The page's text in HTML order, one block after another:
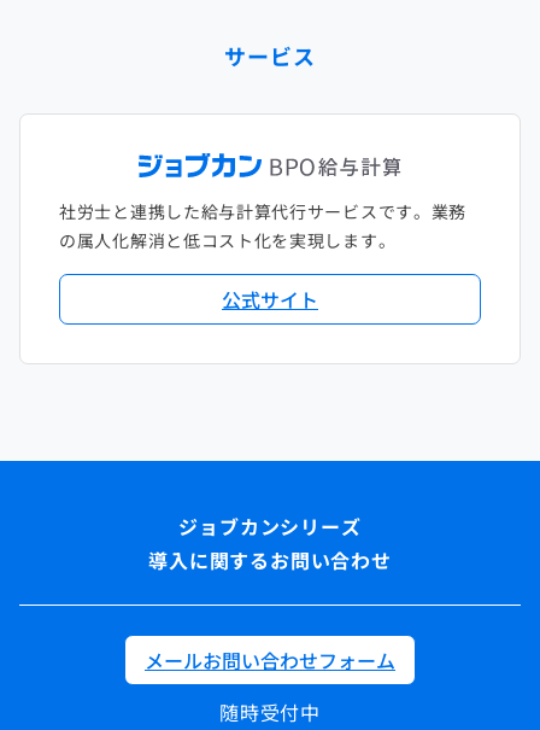
サービス
社労士と連携した給与計算代行サービスです。業務
の属人化解消と低コスト化を実現します。
公式サイト
導入に関するお問い合わせ
メールお問い合わせフォーム
随時受付中